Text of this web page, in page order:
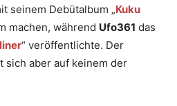
seinem Debütalbum „Kuku
machen, während Ufo361 das
“ veröffentlichte. Der
sich aber auf keinem der